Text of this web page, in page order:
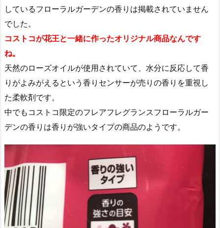
しているフローラルガーデンの香りは掲載されていません
でした。
コストコが花王と一緒に作ったオリジナル商品なんです
ね。
天然のローズオイルが使用されていて、水分に反応して香
りがよみがえるという香りセンサーが売りの香りを重視し
た柔軟剤です。
中でもコストコ限定のフレアフレグランスフローラルガー
デンの香りは香りが強いタイプの商品のようです。